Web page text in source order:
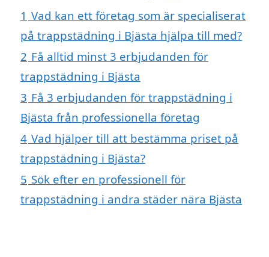
1 Vad kan ett företag som är specialiserat
på trappstädning i Bjästa hjälpa till med?
2 Få alltid minst 3 erbjudanden för
trappstädning i Bjästa
3 Få 3 erbjudanden för trappstädning i
Bjästa från professionella företag
4 Vad hjälper till att bestämma priset på
trappstädning i Bjästa?
5 Sök efter en professionell för
trappstädning i andra städer nära Bjästa